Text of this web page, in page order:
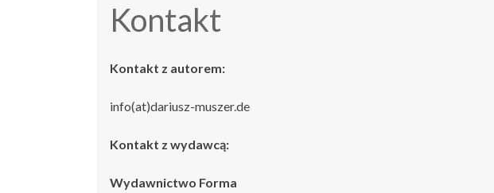
Kontakt
Kontakt z autorem:
info(at)dariusz-muszer.de
Kontakt z wydawcą:
Wydawnictwo Forma